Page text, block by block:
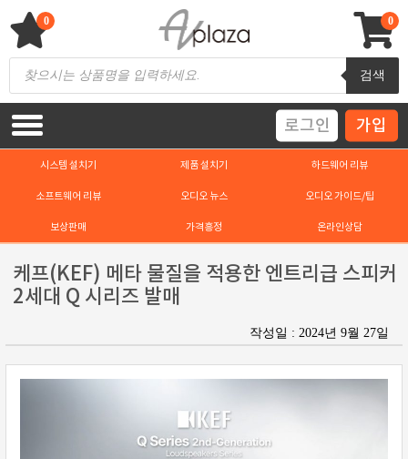
content
AV 플라자
하이파이 / 홈씨어터 전문 쇼핑몰
Products
search
검색
0
0
로그인 가입
시스템 설치기 제품 설치기 하드웨어 리뷰
소프트웨어 리뷰 오디오 뉴스 오디오 가이드/팁
보상판매 가격흥정 온라인상담
케프(KEF) 메타 물질을 적용한 엔트리급 스피커
2세대 Q 시리즈 발매
작성일 : 2024년 9월 27일